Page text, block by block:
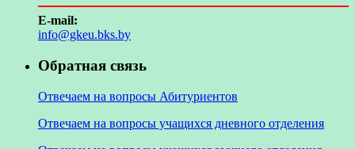
E-mail:
info@gkeu.bks.by
Обратная связь
Отвечаем на вопросы Абитуриентов
Отвечаем на вопросы учащихся дневного отделения